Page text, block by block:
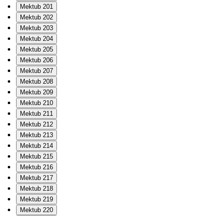
Mektub 201
Mektub 202
Mektub 203
Mektub 204
Mektub 205
Mektub 206
Mektub 207
Mektub 208
Mektub 209
Mektub 210
Mektub 211
Mektub 212
Mektub 213
Mektub 214
Mektub 215
Mektub 216
Mektub 217
Mektub 218
Mektub 219
Mektub 220